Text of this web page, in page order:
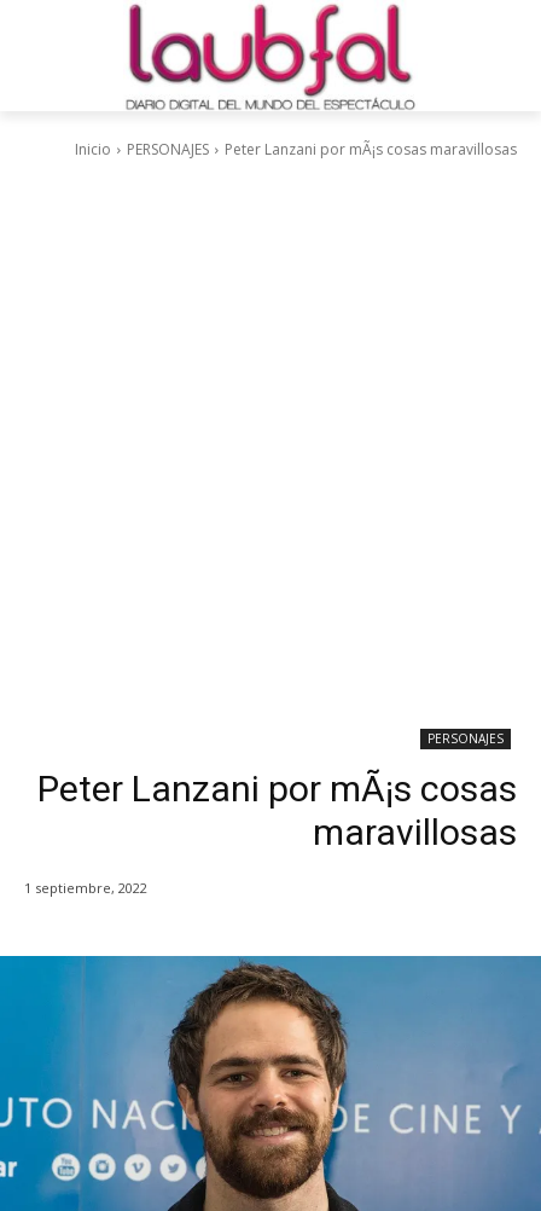
Inicio PERSONAJES Peter Lanzani por mÃ¡s cosas maravillosas
PERSONAJES
Peter Lanzani por mÃ¡s cosas
maravillosas
1 septiembre, 2022